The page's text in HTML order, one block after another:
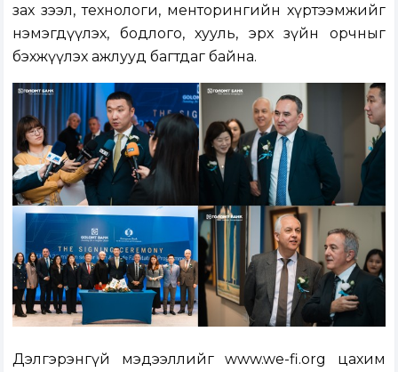
зах зээл, технологи, менторингийн хүртээмжийг
нэмэгдүүлэх, бодлого, хууль, эрх зүйн орчныг
бэхжүүлэх ажлууд багтдаг байна.
Дэлгэрэнгүй мэдээллийгwww.we-fi.org
цахим